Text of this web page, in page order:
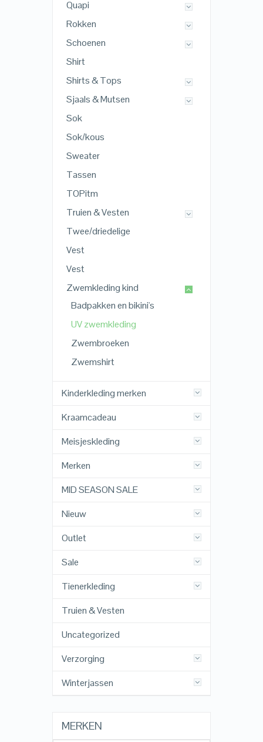
Quapi
Rokken
Schoenen
Shirt
Shirts & Tops
Sjaals & Mutsen
Sok
Sok/kous
Sweater
Tassen
TOPitm
Truien & Vesten
Twee/driedelige
Vest
Vest
Zwemkleding kind
Badpakken en bikini's
UV zwemkleding
Zwembroeken
Zwemshirt
Kinderkleding merken
Kraamcadeau
Meisjeskleding
Merken
MID SEASON SALE
Nieuw
Outlet
Sale
Tienerkleding
Truien & Vesten
Uncategorized
Verzorging
Winterjassen
MERKEN